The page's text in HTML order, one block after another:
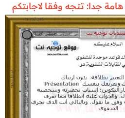
جدا: تتجه وفقا لاجابتكم